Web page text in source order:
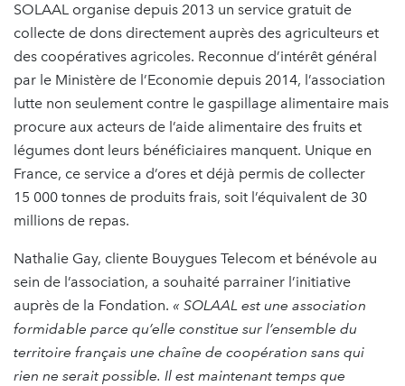
SOLAAL organise depuis 2013 un service gratuit de
collecte de dons directement auprès des agriculteurs et
des coopératives agricoles. Reconnue d’intérêt général
par le Ministère de l’Economie depuis 2014, l’association
lutte non seulement contre le gaspillage alimentaire mais
procure aux acteurs de l’aide alimentaire des fruits et
légumes dont leurs bénéficiaires manquent. Unique en
France, ce service a d’ores et déjà permis de collecter
15 000 tonnes de produits frais, soit l’équivalent de 30
millions de repas.
Nathalie Gay, cliente Bouygues Telecom et bénévole au
sein de l’association, a souhaité parrainer l’initiative
auprès de la Fondation. « SOLAAL est une association
formidable parce qu’elle constitue sur l’ensemble du
territoire français une chaîne de coopération sans qui
rien ne serait possible. Il est maintenant temps que